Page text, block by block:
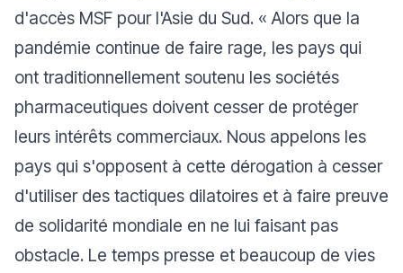
d'accès MSF pour l'Asie du Sud. « Alors que la
pandémie continue de faire rage, les pays qui
ont traditionnellement soutenu les sociétés
pharmaceutiques doivent cesser de protéger
leurs intérêts commerciaux. Nous appelons les
pays qui s'opposent à cette dérogation à cesser
d'utiliser des tactiques dilatoires et à faire preuve
de solidarité mondiale en ne lui faisant pas
obstacle. Le temps presse et beaucoup de vies